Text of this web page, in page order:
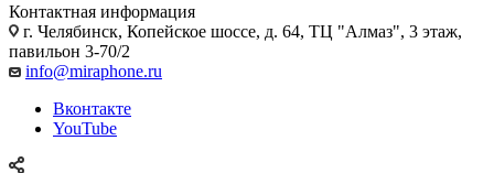
Контактная информация
г. Челябинск, Копейское шоссе, д. 64, ТЦ "Алмаз", 3 этаж,
павильон 3-70/2
info@miraphone.ru
Вконтакте
YouTube